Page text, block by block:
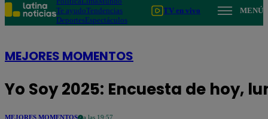
Te ayudoTendencias
DeportesEspectáculos
TV en vivo MENÚ
MEJORES MOMENTOS
Yo Soy 2025: Encuesta de hoy,
MEJORES MOMENTOS a las 19:57